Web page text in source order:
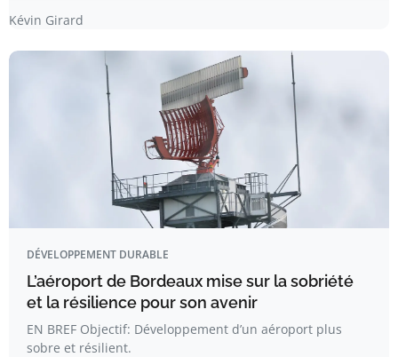
Kévin Girard
DÉVELOPPEMENT DURABLE
L’aéroport de Bordeaux mise sur la sobriété
et la résilience pour son avenir
EN BREF Objectif: Développement d’un aéroport plus
sobre et résilient.